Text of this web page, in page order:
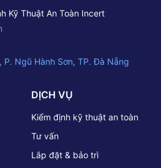
Kỹ Thuật An Toàn Incert
P. Ngũ Hành Sơn, TP. Đà Nẵng
DỊCH VỤ
Kiểm định kỹ thuật an toàn
Tư vấn
Lắp đặt & bảo trì